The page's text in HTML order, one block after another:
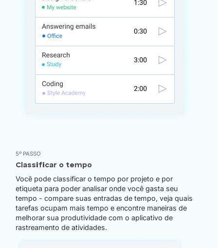
5º PASSO
Classificar o tempo
Você pode classificar o tempo por projeto e por
etiqueta para poder analisar onde você gasta seu
tempo - compare suas entradas de tempo, veja quais
tarefas ocupam mais tempo e encontre maneiras de
melhorar sua produtividade com o aplicativo de
rastreamento de atividades.